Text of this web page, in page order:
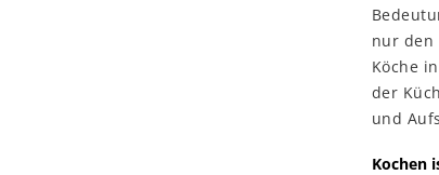
nur den
Köche
der
und
Kochen